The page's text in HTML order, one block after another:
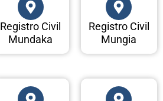
Registro Civil
Mundaka
Registro Civil
Mungia